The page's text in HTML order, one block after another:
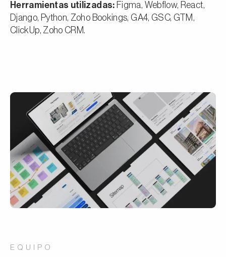
Herramientas utilizadas: Figma, Webflow, React,
Django, Python, Zoho Bookings, GA4, GSC, GTM,
ClickUp, Zoho CRM.
EQUIPO